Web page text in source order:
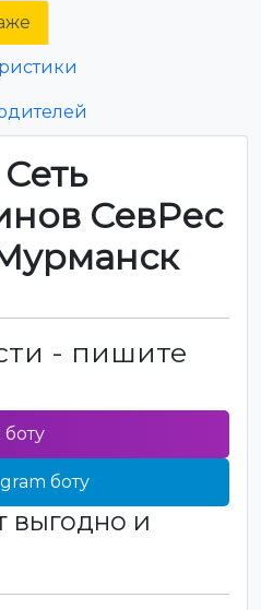
Сеть
СевРес
- пишите
боту
выгодно и